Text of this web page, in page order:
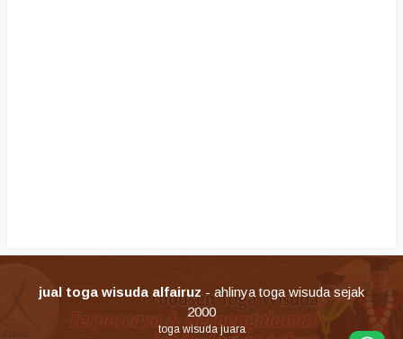
jual toga wisuda alfairuz - ahlinya toga wisuda sejak
2000
toga wisuda juara